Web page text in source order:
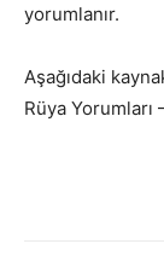
yorumlanır.
Aşağıdaki
Rüya